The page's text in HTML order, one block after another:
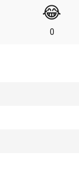
😂
0